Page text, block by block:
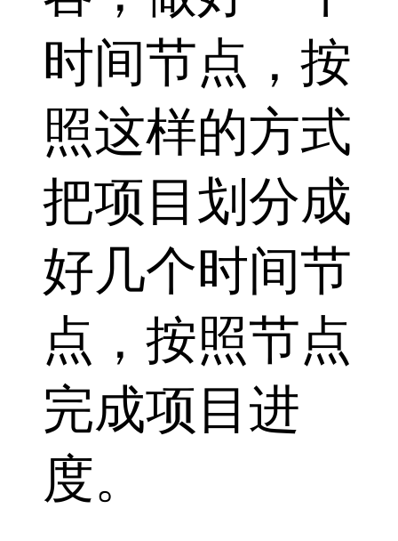
时间节点，按
照这样的方式
把项目划分成
好几个时间节
点，按照节点
完成项目进
度。